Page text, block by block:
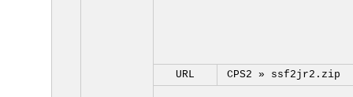
URL CPS2 » ssf2jr2.zip